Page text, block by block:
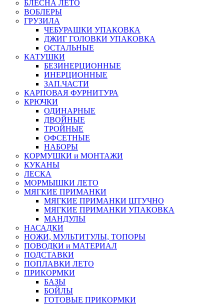
БЛЕСНА ЛЕТО
ВОБЛЕРЫ
ГРУЗИЛА
ЧЕБУРАШКИ УПАКОВКА
ДЖИГ ГОЛОВКИ УПАКОВКА
ОСТАЛЬНЫЕ
КАТУШКИ
БЕЗИНЕРЦИОННЫЕ
ИНЕРЦИОННЫЕ
ЗАП.ЧАСТИ
КАРПОВАЯ ФУРНИТУРА
КРЮЧКИ
ОДИНАРНЫЕ
ДВОЙНЫЕ
ТРОЙНЫЕ
ОФСЕТНЫЕ
НАБОРЫ
КОРМУШКИ и МОНТАЖИ
КУКАНЫ
ЛЕСКА
МОРМЫШКИ ЛЕТО
МЯГКИЕ ПРИМАНКИ
МЯГКИЕ ПРИМАНКИ ШТУЧНО
МЯГКИЕ ПРИМАНКИ УПАКОВКА
МАНДУЛЫ
НАСАДКИ
НОЖИ, МУЛЬТИТУЛЫ, ТОПОРЫ
ПОВОДКИ и МАТЕРИАЛ
ПОДСТАВКИ
ПОПЛАВКИ ЛЕТО
ПРИКОРМКИ
БАЗЫ
БОЙЛЫ
ГОТОВЫЕ ПРИКОРМКИ